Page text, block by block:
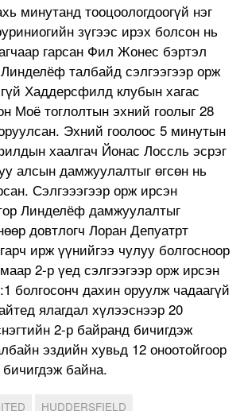
минутанд тооцоологдоогүй нэг
зүгээс ирэх болсон нь
гарсан Фил Жонес бэртэл
талбайд сэлгээгээр орж
Хаддерсфилд клубын хагас
Моё тоглолтын эхний гоолыг 28
Эхний гоолоос 5 минутын
хаалгач Йонас Лоссль эсрэг
алсын дамжуулалтыг өгсөн нь
Сэлгэээгээр орж ирсэн
Линделёф дамжуулалтыг
довтлогч Лоран Депуатрт
ирж үүнийгээ чулуу болгосноор
2-р үед сэлгээгээр орж ирсэн
болгосонч дахин оруулж чадаагүй
ялагдал хүлээснээр 20
2-р байранд бичигдэж
эздийн хувьд 12 оноотойгоор
байна.
HUDDERSFIELD